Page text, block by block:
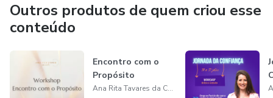
Outros produtos de quem criou esse
conteúdo
Encontro com o
Propósito
Ana Rita Tavares da Costa